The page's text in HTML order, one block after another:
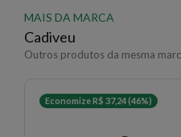
MAIS DA MARCA
Cadiveu
Outros produtos da mesma
Economize R$ 37,24 (46%)